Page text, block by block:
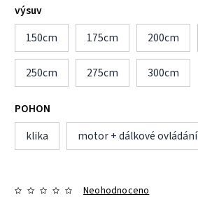
výsuv
150cm
175cm 200cm
250cm 275cm 300cm
POHON
klika
motor + dálkové ovládání
Neohodnoceno